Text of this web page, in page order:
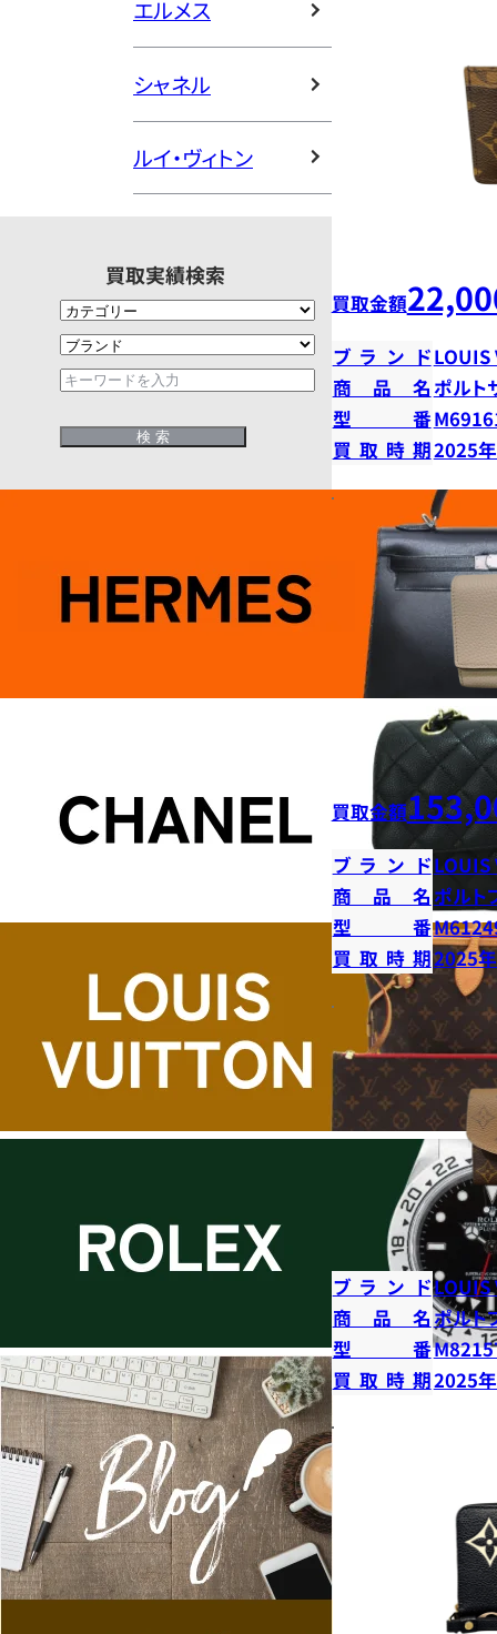
エルメス
シャネル
ルイ・ヴィトン
買取実績検索
買取金額
ブランドLOUIS
商品名ポルト
型番
買取時期2025
買取金額
ブランドLOUIS
商品名 ポルト
型番
買取時期2025
ブランドLOUIS
商品名ポルト
型番
買取時期2025